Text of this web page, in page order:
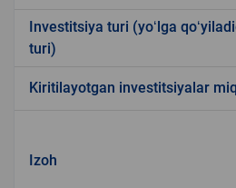
Investitsiya turi (yoʻlga
turi)
Kiritilayotgan investitsiyalar
Izoh